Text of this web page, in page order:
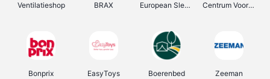
Ventilatieshop BRAX European Sleeper Centrum Voor Avondonderwijs
Bonprix EasyToys Boerenbed Zeeman